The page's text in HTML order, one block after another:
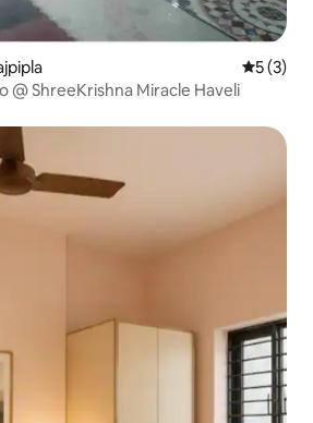
5 de
5 (3)
@ ShreeKrishna Miracle Haveli